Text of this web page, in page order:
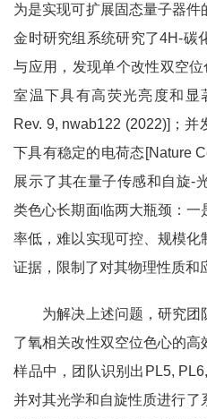
为是实现可扩展固态量子器
金时研究组系统研究了4H-碳
与应用，发现单个改性双空
室温下具有高荧光亮度和显
Rev. 9, nwab122 (2022)]；
下具有稳定的电荷态[Nature
展示了其在量子传感和自旋-
类色心长期面临两大瓶颈：
率低，难以实现可控、规模
证据，限制了对其物理性质和
为解决上述问题，研究团
了氧相关改性双空位色心的高
样品中，团队识别出PL5,
并对其光学和自旋性质进行了